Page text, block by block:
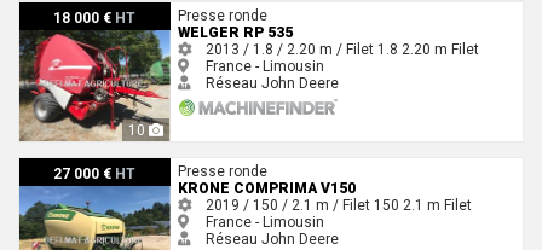
18 000 € HT
10
Welger RP 535
Presse ronde
WELGER RP 535
2013 / 1.8 / 2.20 m / Filet 1.8 2.20 m Filet
France - Limousin
Réseau John Deere
27 000 € HT
Krone COMPRIMA V150
Presse ronde
KRONE COMPRIMA V150
2019 / 150 / 2.1 m / Filet 150 2.1 m Filet
France - Limousin
Réseau John Deere